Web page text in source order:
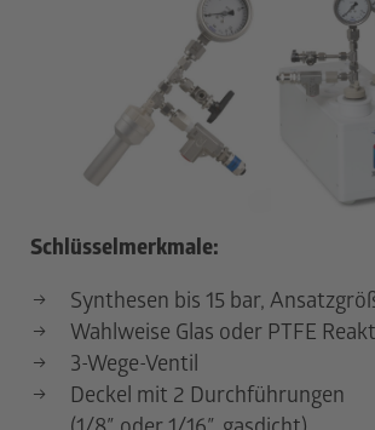
Schlüsselmerkmale:
Synthesen bis 15 bar,
Wahlweise Glas oder PTFE
3-Wege-Ventil
Deckel mit 2 Durchführungen